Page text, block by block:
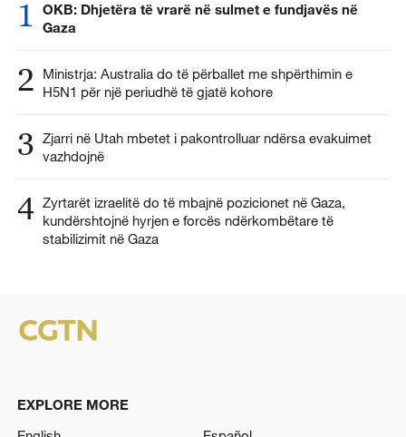
1
OKB: Dhjetëra të vrarë në sulmet e fundjavës në
Gaza
2
Ministrja: Australia do të përballet me shpërthimin e
H5N1 për një periudhë të gjatë kohore
3 Zjarri në Utah mbetet i pakontrolluar ndërsa evakuimet
vazhdojnë
4 Zyrtarët izraelitë do të mbajnë pozicionet në Gaza,
kundërshtojnë hyrjen e forcës ndërkombëtare të
stabilizimit në Gaza
EXPLORE MORE